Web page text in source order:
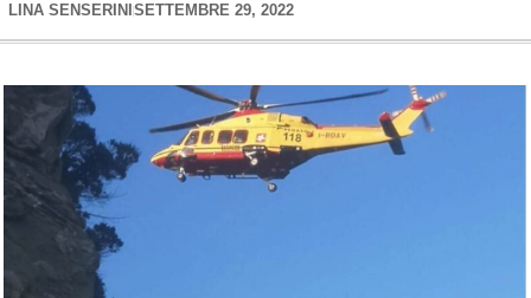
LINA SENSERINI SETTEMBRE 29, 2022